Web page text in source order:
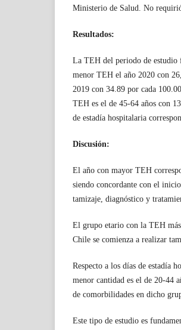
Ministerio de Salud. No
Resultados:
La TEH del periodo de estudio
menor TEH el año 2020 con
2019 con 34.89 por cada
TEH es el de 45-64 años con
de estadía hospitalaria
Discusión:
El año con mayor TEH
siendo concordante con el
tamizaje, diagnóstico y
El grupo etario con la TEH
Chile se comienza a realizar
Respecto a los días de estadía
menor cantidad es el de 20-44
de comorbilidades en dicho
Este tipo de estudio es